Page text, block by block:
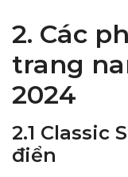
2. Các
trang
2024
2.1 Classic
điển